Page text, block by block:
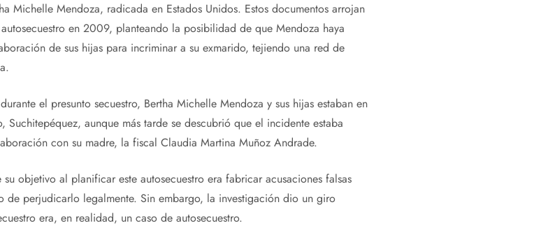
Michelle Mendoza, radicada en Estados Unidos. Estos documentos arrojan
en 2009, planteando la posibilidad de que Mendoza haya
de sus hijas para incriminar a su exmarido, tejiendo una red de
el presunto secuestro, Bertha Michelle Mendoza y sus hijas estaban en
aunque más tarde se descubrió que el incidente estaba
con su madre, la fiscal Claudia Martina Muñoz Andrade.
objetivo al planificar este autosecuestro era fabricar acusaciones falsas
de perjudicarlo legalmente. Sin embargo, la investigación dio un giro
era, en realidad, un caso de autosecuestro.